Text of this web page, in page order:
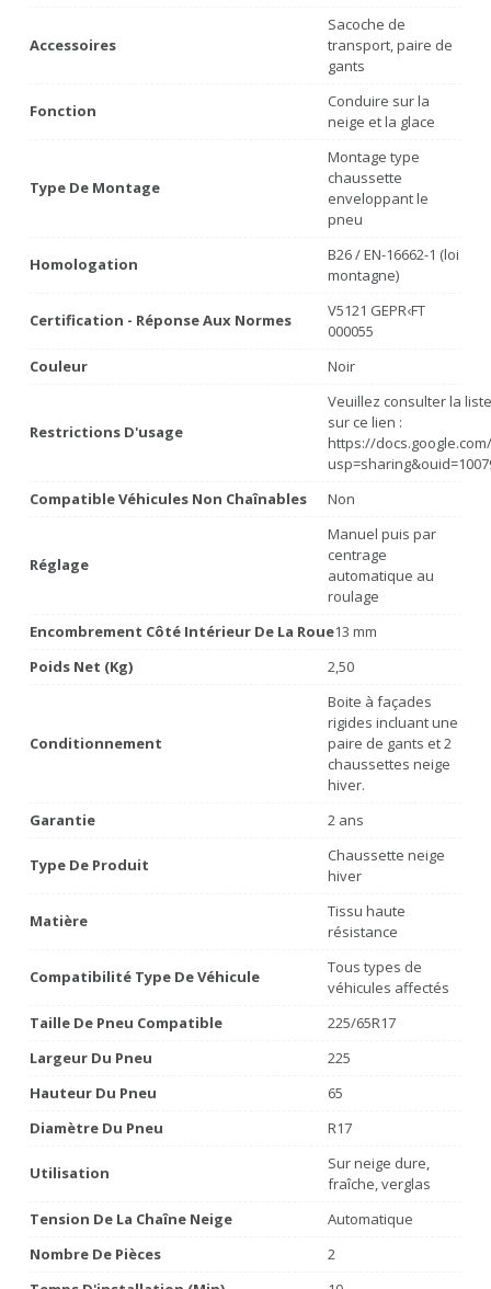
Accessoires
Sacoche de
transport, paire de
gants
Fonction
Conduire sur la
neige et la glace
Type De Montage
Montage type
chaussette
enveloppant le
pneu
Homologation
B26 / EN-16662-1 (loi
montagne)
Certification - Réponse Aux Normes
V5121 GEPR‹FT
000055
Couleur
Noir
Restrictions D'usage
Veuillez consulter la
sur ce lien :
https://
Compatible Véhicules Non Chaînables
Non
Réglage
Manuel puis par
centrage
automatique au
roulage
Encombrement Côté Intérieur De La Roue13 mm
Poids Net (Kg)
2,50
Conditionnement
Boite à façades
rigides incluant une
paire de gants et 2
chaussettes neige
hiver.
Garantie
2 ans
Type De Produit
Chaussette neige
hiver
Matière
Tissu haute
résistance
Compatibilité Type De Véhicule
Tous types de
véhicules affectés
Taille De Pneu Compatible
225/65R17
Largeur Du Pneu
225
Hauteur Du Pneu
65
Diamètre Du Pneu
R17
Utilisation
Sur neige dure,
fraîche, verglas
Tension De La Chaîne Neige
Automatique
Nombre De Pièces
2